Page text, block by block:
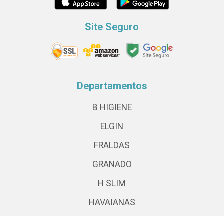
Site Seguro
Departamentos
B HIGIENE
ELGIN
FRALDAS
GRANADO
H SLIM
HAVAIANAS